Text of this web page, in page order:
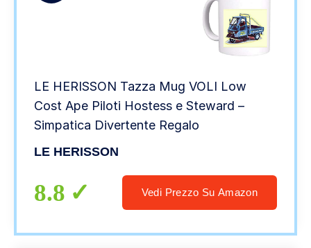
LE HERISSON Tazza Mug VOLI Low
Cost Ape Piloti Hostess e Steward –
Simpatica Divertente Regalo
LE HERISSON
8.8 Vedi Prezzo Su Amazon